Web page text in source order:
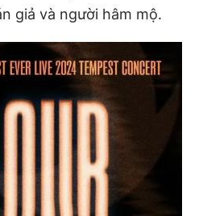
Liên hệ quảng cáo
0908 780 404
RSS Tòa soạn Chính sách bảo
giả và người hâm mộ.